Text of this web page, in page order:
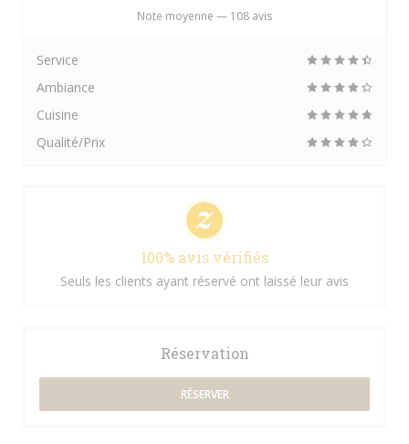
Note moyenne — 108 avis
Service
Ambiance
Cuisine
Qualité/Prix
100% avis vérifiés
Seuls les clients ayant réservé ont laissé leur avis
Réservation
RÉSERVER